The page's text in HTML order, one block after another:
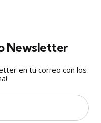
Newsletter
en tu correo con los